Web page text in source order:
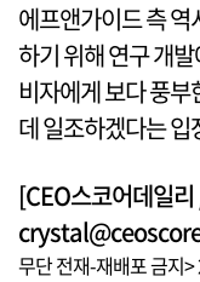
에프앤가이드 측 역
하기 위해 연구 개
비자에게 보다 풍
데 일조하겠다는 입
[CEO스코어데일
무단 전재-재배포 금지